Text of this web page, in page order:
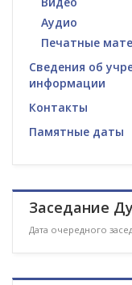
Аудио
Печатные
Сведения об
информации
Контакты
Памятные даты
Заседание
Дата очередного